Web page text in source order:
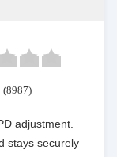
(8987)
adjustment.
stays securely